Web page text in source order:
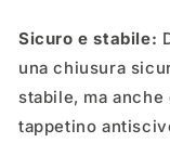
Sicuro e stabile:
una chiusura
stabile, ma
tappetino